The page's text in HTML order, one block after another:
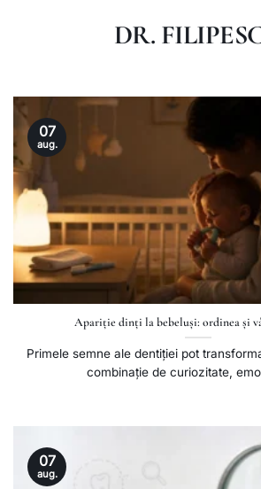
DR.
Apariție dinți la bebeluși: ordinea și
Primele semne ale dentiției pot
combinație de curiozitate,
07
aug.
07
aug.